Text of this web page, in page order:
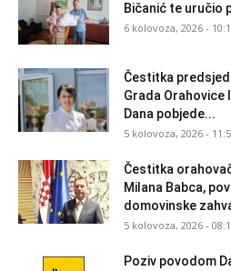
Bičanić te uručio
6 kolovoza, 2026 -
Čestitka
Grada Orahovice
Dana pobjede...
5 kolovoza, 2026 -
Čestitka
Milana Babca,
domovinske
5 kolovoza, 2026 -
Poziv povodom